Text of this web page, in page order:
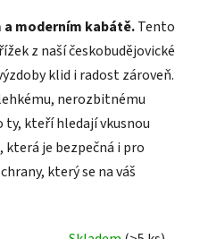
moderním kabátě.Tento
z naší českobudějovické
klid i radost zároveň.
nerozbitnému
kteří hledají vkusnou
je bezpečná i pro
který se na váš